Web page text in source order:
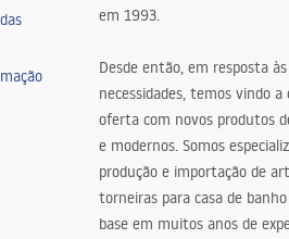
em 1993.
Desde então, em resposta
necessidades, temos vindo
oferta com novos produtos
e modernos. Somos
produção e importação de
torneiras para casa de
base em muitos anos de